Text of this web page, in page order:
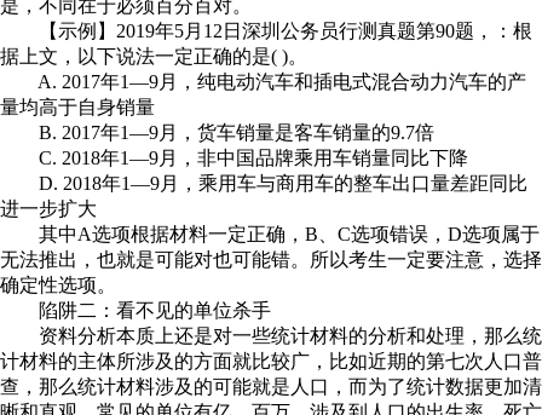
是，不同在于必须百分百对。
【示例】2019年5月12日深圳公务员行测真题第90题，：根
据上文，以下说法一定正确的是( )。
A. 2017年1—9月，纯电动汽车和插电式混合动力汽车的产
量均高于自身销量
B. 2017年1—9月，货车销量是客车销量的9.7倍
C. 2018年1—9月，非中国品牌乘用车销量同比下降
D. 2018年1—9月，乘用车与商用车的整车出口量差距同比
进一步扩大
其中A选项根据材料一定正确，B、C选项错误，D选项属于
无法推出，也就是可能对也可能错。所以考生一定要注意，选择
确定性选项。
陷阱二：看不见的单位杀手
资料分析本质上还是对一些统计材料的分析和处理，那么统
计材料的主体所涉及的方面就比较广，比如近期的第七次人口普
查，那么统计材料涉及的可能就是人口，而为了统计数据更加清